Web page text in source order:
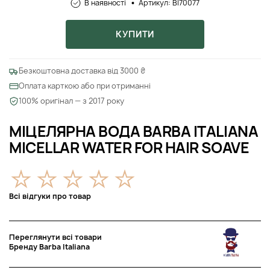
МІЦЕЛЯРНА ВОДА BARBA ITALIANA
MICELLAR WATER FOR HAIR SOAVE
Всі відгуки про товар
Переглянути всі товари
Бренду Barba Italiana
В наявності Артикул: BI70077
КУПИТИ
Безкоштовна доставка від 3000 ₴
Оплата карткою або при отриманні
100% оригінал — з 2017 року